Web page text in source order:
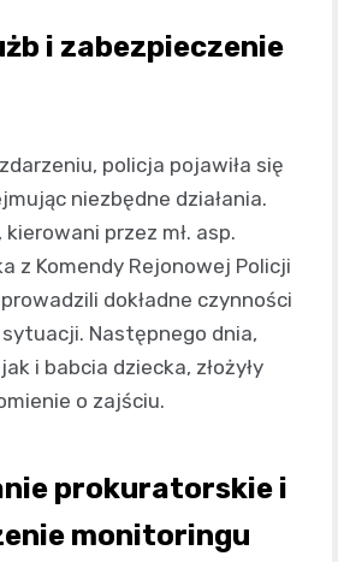
i zabezpieczenie
policja pojawiła się
niezbędne działania.
przez mł. asp.
z Komendy Rejonowej Policji
dokładne czynności
Następnego dnia,
i babcia dziecka, złożyły
o zajściu.
prokuratorskie i
monitoringu